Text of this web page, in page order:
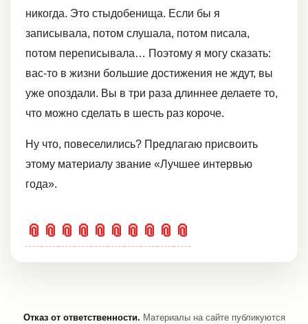
никогда. Это стыдобенища. Если бы я
записывала, потом слушала, потом писала,
потом переписывала… Поэтому я могу сказать:
вас-то в жизни большие достижения не ждут, вы
уже опоздали. Вы в три раза длиннее делаете то,
что можно сделать в шесть раз короче.
Ну что, повеселились? Предлагаю присвоить
этому материалу звание «Лучшее интервью
года».
📎 📎 📎 📎 📎 📎 📎 📎 📎 📎
Отказ от ответственности. Материалы на сайте публикуются